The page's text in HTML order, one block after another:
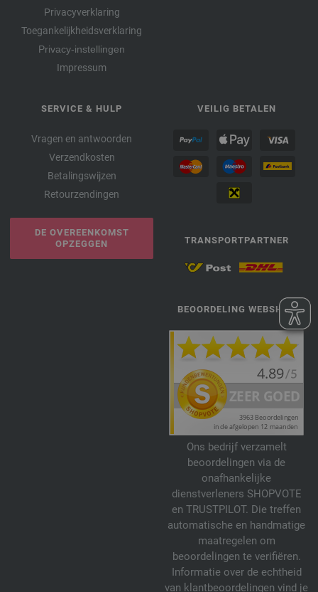
Privacyverklaring
Toegankelijkheidsverklaring
Privacy-instellingen
Impressum
SERVICE & HULP
Vragen en antwoorden
Verzendkosten
Betalingswijzen
Retourzendingen
DE OVEREENKOMST
OPZEGGEN
VEILIG BETALEN
TRANSPORTPARTNER
BEOORDELING WEBSHOP
Ons bedrijf verzamelt
beoordelingen via de
onafhankelijke
dienstverleners SHOPVOTE
en TRUSTPILOT. Die treffen
automatische en handmatige
maatregelen om
beoordelingen te verifiëren.
Informatie over de echtheid
van klantbeoordelingen vind je